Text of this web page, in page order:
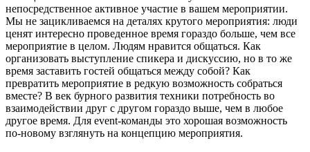
непосредственное активное участие в вашем мероприятии.
Мы не зацикливаемся на деталях крутого мероприятия: люди
ценят интересно проведенное время гораздо больше, чем все
мероприятие в целом. Людям нравится общаться. Как
организовать выступление спикера и дискуссию, но в то же
время заставить гостей общаться между собой? Как
превратить мероприятие в редкую возможность собраться
вместе? В век бурного развития техники потребность во
взаимодействии друг с другом гораздо выше, чем в любое
другое время. Для event-команды это хорошая возможность
по-новому взглянуть на концепцию мероприятия.